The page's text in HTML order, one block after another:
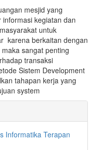
mesjid yang
kegiatan dan
untuk
karena berkaitan dengan
sangat penting
transaksi
Sistem Development
tahapan kerja yang
system
Informatika Terapan